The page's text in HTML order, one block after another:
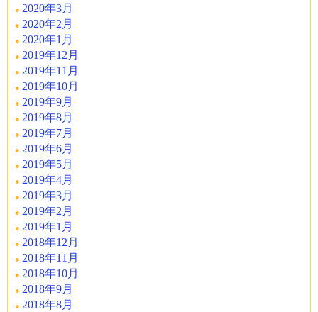
2020年3月
2020年2月
2020年1月
2019年12月
2019年11月
2019年10月
2019年9月
2019年8月
2019年7月
2019年6月
2019年5月
2019年4月
2019年3月
2019年2月
2019年1月
2018年12月
2018年11月
2018年10月
2018年9月
2018年8月